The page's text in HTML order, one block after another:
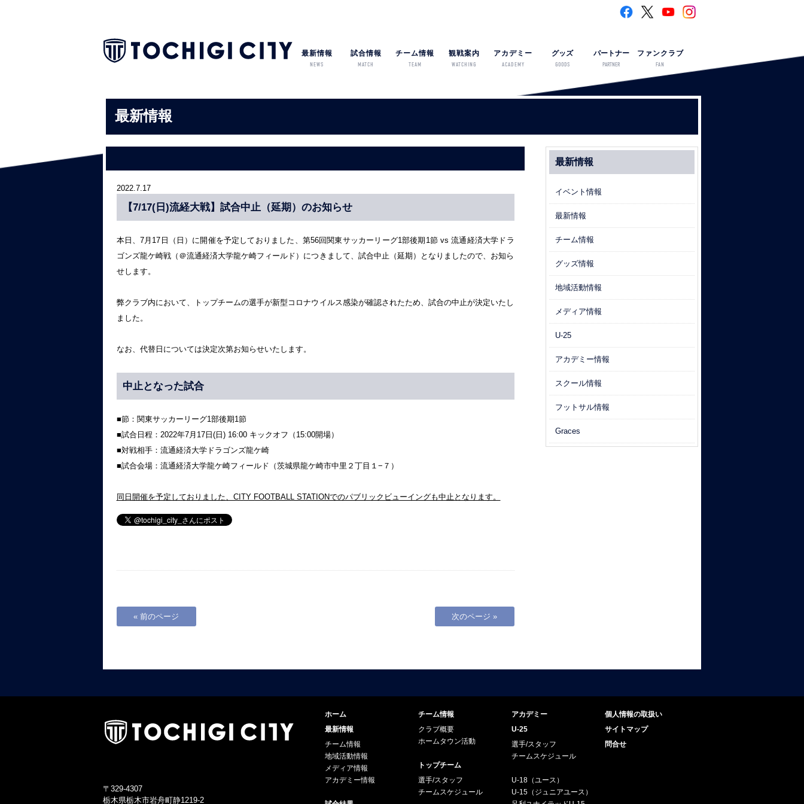
最新情報
NEWS
試合情報
MATCH
チーム情報
TEAM
観戦案内
WATCHING
アカデミー
ACADEMY
グッズ
GOODS
パートナー
PARTNER
ファンクラブ
FAN
最新情報
2022.7.17
【7/17(日)流経大戦】試合中止（延期）のお知らせ
本日、7月17日（日）に開催を予定しておりました、第56回関東サッカーリーグ1部後期1節 vs 流通経済大学ドラ
ゴンズ龍ケ崎戦（＠流通経済大学龍ケ崎フィールド）につきまして、試合中止（延期）となりましたので、お知ら
せします。
弊クラブ内において、トップチームの選手が新型コロナウイルス感染が確認されたため、試合の中止が決定いたし
ました。
なお、代替日については決定次第お知らせいたします。
中止となった試合
■節：関東サッカーリーグ1部後期1節
■試合日程：2022年7月17日(日) 16:00 キックオフ（15:00開場）
■対戦相手：流通経済大学ドラゴンズ龍ケ崎
■試合会場：流通経済大学龍ケ崎フィールド（茨城県龍ケ崎市中里２丁目１−７）
同日開催を予定しておりました、CITY FOOTBALL STATIONでのパブリックビューイングも中止となります。
« 前のページ 次のページ »
最新情報
イベント情報
最新情報
チーム情報
グッズ情報
地域活動情報
メディア情報
U-25
アカデミー情報
スクール情報
フットサル情報
Graces
〒329-4307
栃木県栃木市岩舟町静1219-2
ホーム
最新情報
チーム情報
地域活動情報
メディア情報
アカデミー情報
チーム情報
クラブ概要
ホームタウン活動
トップチーム
選手/スタッフ
チームスケジュール
アカデミー
U-25
選手/スタッフ
チームスケジュール
U-18（ユース）
U-15（ジュニアユース）
個人情報の取扱い
サイトマップ
問合せ